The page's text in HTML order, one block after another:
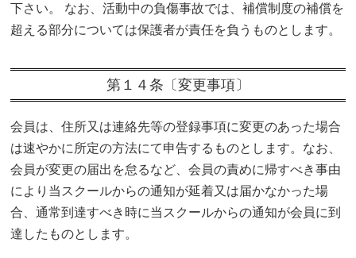
下さい。 なお、活動中の負傷事故では、補償制度の補償を
超える部分については保護者が責任を負うものとします。
第１４条〔変更事項〕
会員は、住所又は連絡先等の登録事項に変更のあった場合
は速やかに所定の方法にて申告するものとします。なお、
会員が変更の届出を怠るなど、会員の責めに帰すべき事由
により当スクールからの通知が延着又は届かなかった場
合、通常到達すべき時に当スクールからの通知が会員に到
達したものとします。